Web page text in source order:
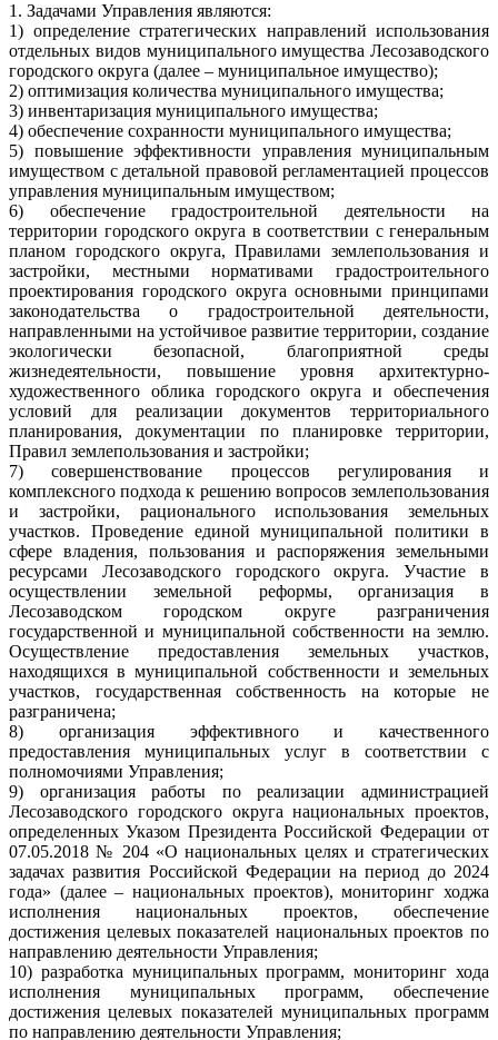
1. Задачами Управления являются:
1) определение стратегических направлений использования
отдельных видов муниципального имущества Лесозаводского
городского округа (далее – муниципальное имущество);
2) оптимизация количества муниципального имущества;
3) инвентаризация муниципального имущества;
4) обеспечение сохранности муниципального имущества;
5) повышение эффективности управления муниципальным
имуществом с детальной правовой регламентацией процессов
управления муниципальным имуществом;
6) обеспечение градостроительной деятельности на
территории городского округа в соответствии с генеральным
планом городского округа, Правилами землепользования и
застройки, местными нормативами градостроительного
проектирования городского округа основными принципами
законодательства о градостроительной деятельности,
направленными на устойчивое развитие территории, создание
экологически безопасной, благоприятной среды
жизнедеятельности, повышение уровня архитектурно-
художественного облика городского округа и обеспечения
условий для реализации документов территориального
планирования, документации по планировке территории,
Правил землепользования и застройки;
7) совершенствование процессов регулирования и
комплексного подхода к решению вопросов землепользования
и застройки, рационального использования земельных
участков. Проведение единой муниципальной политики в
сфере владения, пользования и распоряжения земельными
ресурсами Лесозаводского городского округа. Участие в
осуществлении земельной реформы, организация в
Лесозаводском городском округе разграничения
государственной и муниципальной собственности на землю.
Осуществление предоставления земельных участков,
находящихся в муниципальной собственности и земельных
участков, государственная собственность на которые не
разграничена;
8) организация эффективного и качественного
предоставления муниципальных услуг в соответствии с
полномочиями Управления;
9) организация работы по реализации администрацией
Лесозаводского городского округа национальных проектов,
определенных Указом Президента Российской Федерации от
07.05.2018 № 204 «О национальных целях и стратегических
задачах развития Российской Федерации на период до 2024
года» (далее – национальных проектов), мониторинг ходжа
исполнения национальных проектов, обеспечение
достижения целевых показателей национальных проектов по
направлению деятельности Управления;
10) разработка муниципальных программ, мониторинг хода
исполнения муниципальных программ, обеспечение
достижения целевых показателей муниципальных программ
по направлению деятельности Управления;